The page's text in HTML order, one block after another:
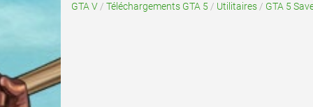
GTA V / Téléchargements GTA 5 / Utilitaires / GTA 5